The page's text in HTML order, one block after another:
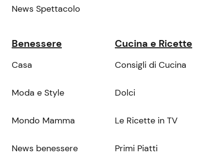
News Spettacolo
Benessere
Casa
Moda e Style
Mondo Mamma
News benessere
Cucina e Ricette
Consigli di Cucina
Dolci
Le Ricette in TV
Primi Piatti